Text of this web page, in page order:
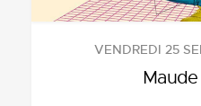
VENDREDI 25